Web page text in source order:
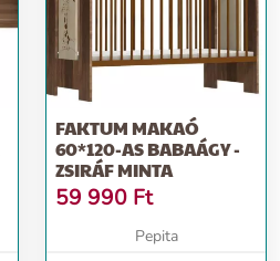
FAKTUM MAKAÓ
60*120-AS BABAÁGY -
ZSIRÁF MINTA
59 990 Ft
Pepita